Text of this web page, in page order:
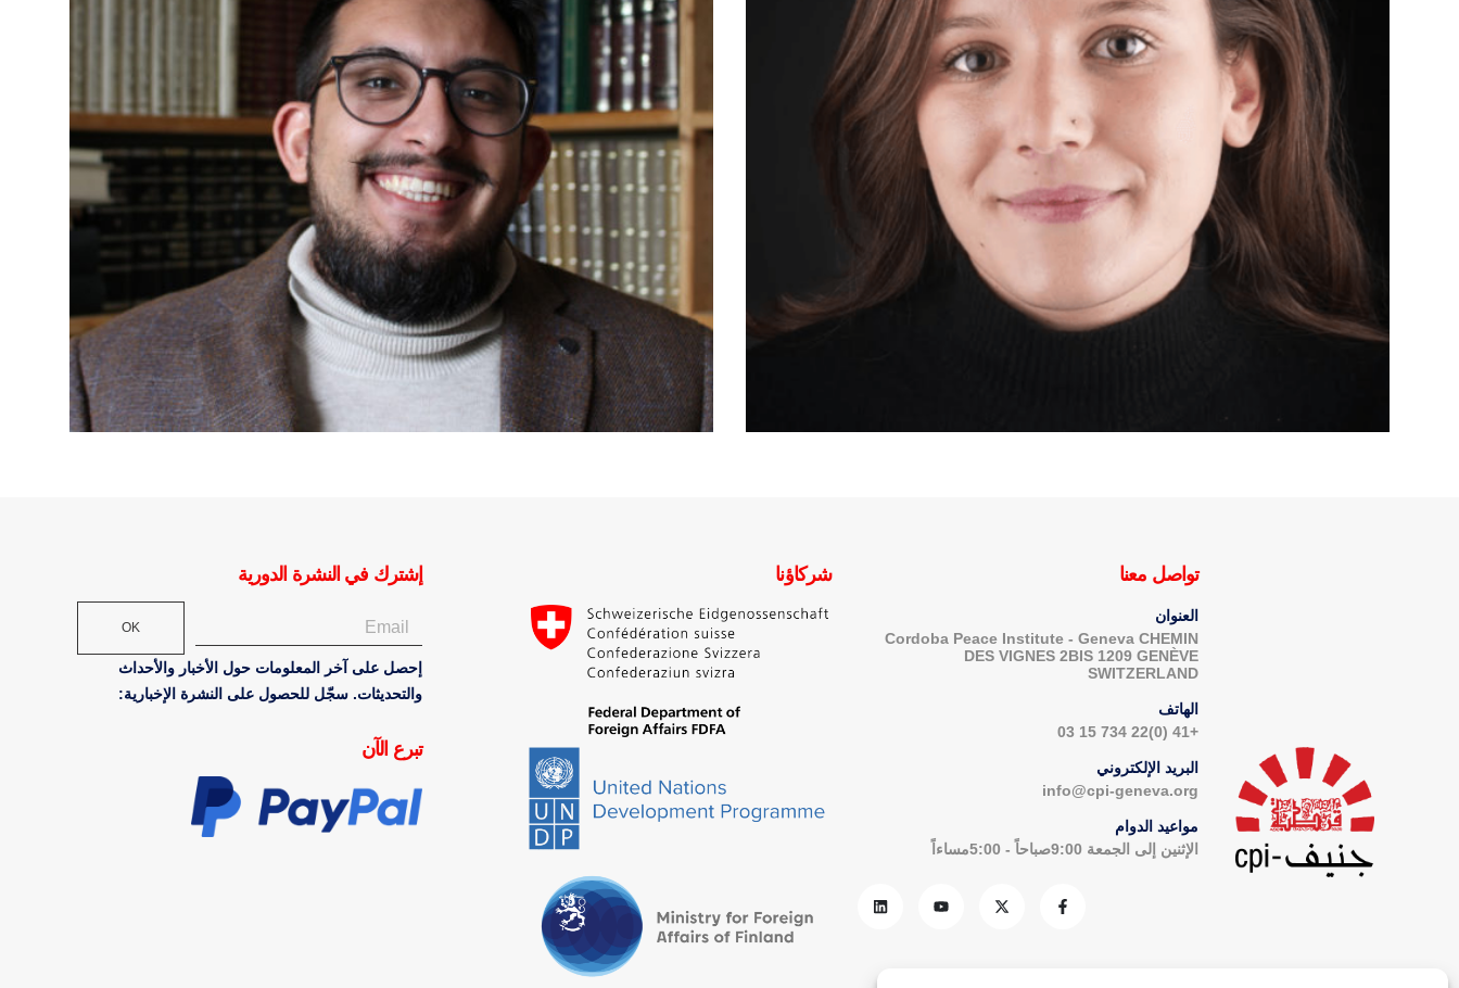
تواصل معنا
العنوان
Cordoba Peace Institute - Geneva CHEMIN
DES VIGNES 2BIS 1209 GENÈVE
SWITZERLAND
الهاتف
+41 (0)22 734 15 03
البريد الإلكتروني
info@cpi-geneva.org
مواعيد الدوام
الإثنين إلى الجمعة 9:00صباحاً - 5:00مساءاً
شركاؤنا إشترك في النشرة الدورية
OK
إحصل على آخر المعلومات حول الأخبار والأحداث
والتحديثات. سجّل للحصول على النشرة الإخبارية:
تبرع الآن